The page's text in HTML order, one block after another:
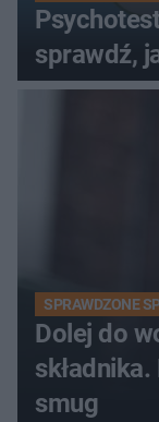
sprawdź,
SPRAWDZONE
Dolej do
smug